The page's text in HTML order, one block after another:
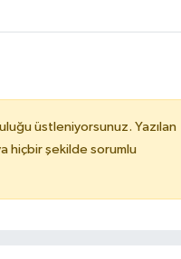
üstleniyorsunuz. Yazılan
hiçbir şekilde sorumlu